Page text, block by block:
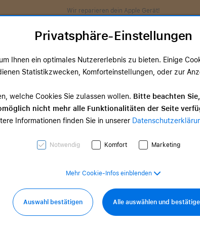
Wir reparieren dein Apple Gerät!
TV & Home Zubehör Services
Zubehör
Zubehör
Privatsphäre-Einstellungen
Ihnen ein optimales Nutzererlebnis zu bieten. Einige
Statistikzwecken, Komforteinstellungen, oder zur
welche Cookies Sie zulassen wollen. Bitte beachten
nicht mehr alle Funktionalitäten der Seite
Informationen finden Sie in unserer
Notwendig Komfort Marketing
Mehr Cookie-Infos einblenden
Auswahl bestätigen Alle auswählen und